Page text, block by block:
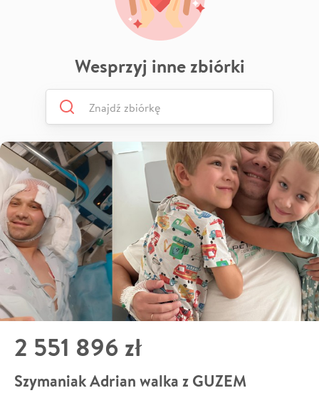
Wesprzyj inne zbiórki
2 551 896 zł
Szymaniak Adrian walka z GUZEM